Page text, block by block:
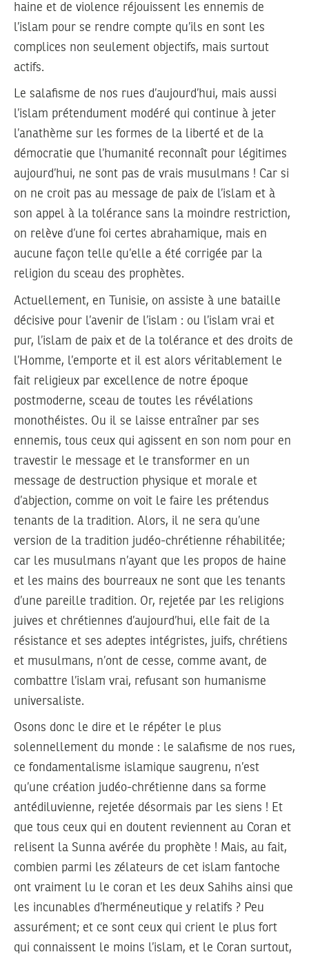
haine et de violence réjouissent les ennemis de
l’islam pour se rendre compte qu’ils en sont les
complices non seulement objectifs, mais surtout
actifs.
Le salafisme de nos rues d’aujourd’hui, mais aussi
l’islam prétendument modéré qui continue à jeter
l’anathème sur les formes de la liberté et de la
démocratie que l’humanité reconnaît pour légitimes
aujourd’hui, ne sont pas de vrais musulmans ! Car si
on ne croit pas au message de paix de l’islam et à
son appel à la tolérance sans la moindre restriction,
on relève d’une foi certes abrahamique, mais en
aucune façon telle qu’elle a été corrigée par la
religion du sceau des prophètes.
Actuellement, en Tunisie, on assiste à une bataille
décisive pour l’avenir de l’islam : ou l’islam vrai et
pur, l’islam de paix et de la tolérance et des droits de
l’Homme, l’emporte et il est alors véritablement le
fait religieux par excellence de notre époque
postmoderne, sceau de toutes les révélations
monothéistes. Ou il se laisse entraîner par ses
ennemis, tous ceux qui agissent en son nom pour en
travestir le message et le transformer en un
message de destruction physique et morale et
d’abjection, comme on voit le faire les prétendus
tenants de la tradition. Alors, il ne sera qu’une
version de la tradition judéo-chrétienne réhabilitée;
car les musulmans n’ayant que les propos de haine
et les mains des bourreaux ne sont que les tenants
d’une pareille tradition. Or, rejetée par les religions
juives et chrétiennes d’aujourd’hui, elle fait de la
résistance et ses adeptes intégristes, juifs, chrétiens
et musulmans, n’ont de cesse, comme avant, de
combattre l’islam vrai, refusant son humanisme
universaliste.
Osons donc le dire et le répéter le plus
solennellement du monde : le salafisme de nos rues,
ce fondamentalisme islamique saugrenu, n’est
qu’une création judéo-chrétienne dans sa forme
antédiluvienne, rejetée désormais par les siens ! Et
que tous ceux qui en doutent reviennent au Coran et
relisent la Sunna avérée du prophète ! Mais, au fait,
combien parmi les zélateurs de cet islam fantoche
ont vraiment lu le coran et les deux Sahihs ainsi que
les incunables d’herméneutique y relatifs ? Peu
assurément; et ce sont ceux qui crient le plus fort
qui connaissent le moins l’islam, et le Coran surtout,